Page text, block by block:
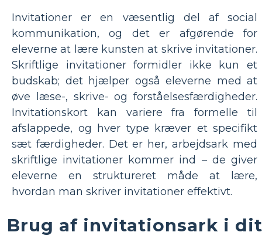
Invitationer er en væsentlig del af social
kommunikation, og det er afgørende for
eleverne at lære kunsten at skrive invitationer.
Skriftlige invitationer formidler ikke kun et
budskab; det hjælper også eleverne med at
øve læse-, skrive- og forståelsesfærdigheder.
Invitationskort kan variere fra formelle til
afslappede, og hver type kræver et specifikt
sæt færdigheder. Det er her, arbejdsark med
skriftlige invitationer kommer ind – de giver
eleverne en struktureret måde at lære,
hvordan man skriver invitationer effektivt.
Brug af invitationsark i dit